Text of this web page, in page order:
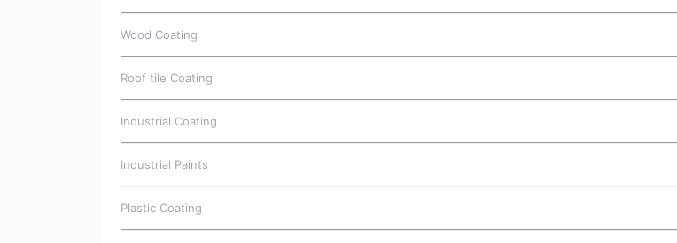
Wood Coating
Roof tile Coating
Industrial Coating
Industrial Paints
Plastic Coating